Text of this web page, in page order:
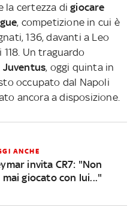
la certezza digiocare
, competizione in cui è
136, davanti a Leo
Un traguardo
Juventus, oggi quinta in
occupato dal Napoli
ancora a disposizione.
ANCHE
invita CR7: "Non
mai giocato con lui..."